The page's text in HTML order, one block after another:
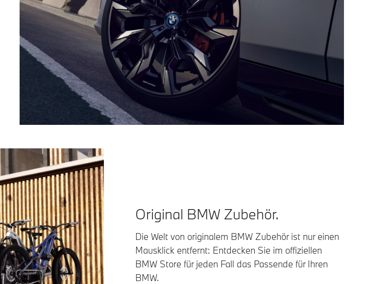
Original BMW Zubehör.
Die Welt von originalem BMW Zubehör ist nur einen
Mausklick entfernt: Entdecken Sie im offiziellen
BMW Store für jeden Fall das Passende für Ihren
BMW.